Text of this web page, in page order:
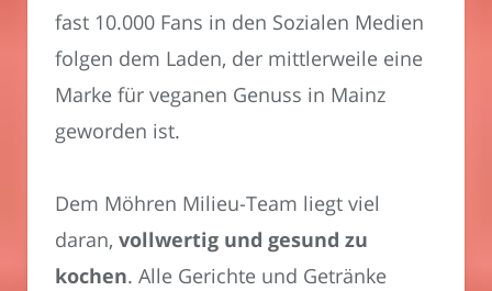
fast 10.000 Fans in den Sozialen Medien
folgen dem Laden, der mittlerweile eine
Marke für veganen Genuss in Mainz
geworden ist.
Dem Möhren Milieu-Team liegt viel
daran, vollwertig und gesund zu
kochen. Alle Gerichte und Getränke